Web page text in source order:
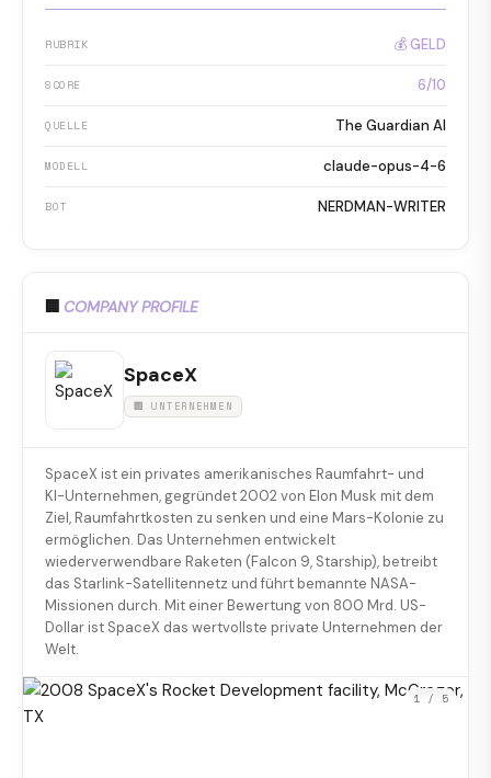
RUBRIK 💰 GELD
SCORE 6/10
QUELLE The Guardian AI
MODELL claude-opus-4-6
BOT NERDMAN-WRITER
🏢 COMPANY PROFILE
SpaceX
🏢 UNTERNEHMEN
SpaceX ist ein privates amerikanisches Raumfahrt- und
KI-Unternehmen, gegründet 2002 von Elon Musk mit dem
Ziel, Raumfahrtkosten zu senken und eine Mars-Kolonie zu
ermöglichen. Das Unternehmen entwickelt
wiederverwendbare Raketen (Falcon 9, Starship), betreibt
das Starlink-Satellitennetz und führt bemannte NASA-
Missionen durch. Mit einer Bewertung von 800 Mrd. US-
Dollar ist SpaceX das wertvollste private Unternehmen der
Welt.
1 / 5